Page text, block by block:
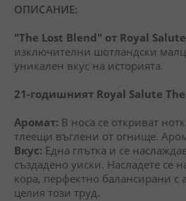
ОПИСАНИЕ:
"The Lost Blend" от Royal Salute
изключителни шотландски
уникален вкус на историята.
21-годишният Royal Salute
Аромат: В носа се откриват
тлеещи въглени от огнище.
Вкус: Една глътка и се
създадено уиски. Насладете
кора, перфектно балансирани с
целия този труд.